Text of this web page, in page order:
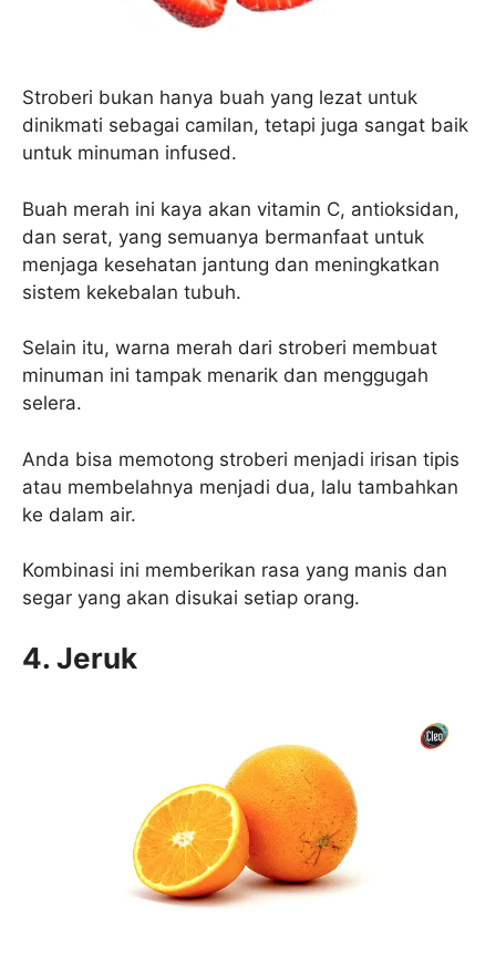
Stroberi bukan hanya buah yang lezat untuk
dinikmati sebagai camilan, tetapi juga sangat baik
untuk minuman infused.
Buah merah ini kaya akan vitamin C, antioksidan,
dan serat, yang semuanya bermanfaat untuk
menjaga kesehatan jantung dan meningkatkan
sistem kekebalan tubuh.
Selain itu, warna merah dari stroberi membuat
minuman ini tampak menarik dan menggugah
selera.
Anda bisa memotong stroberi menjadi irisan tipis
atau membelahnya menjadi dua, lalu tambahkan
ke dalam air.
Kombinasi ini memberikan rasa yang manis dan
segar yang akan disukai setiap orang.
4. Jeruk